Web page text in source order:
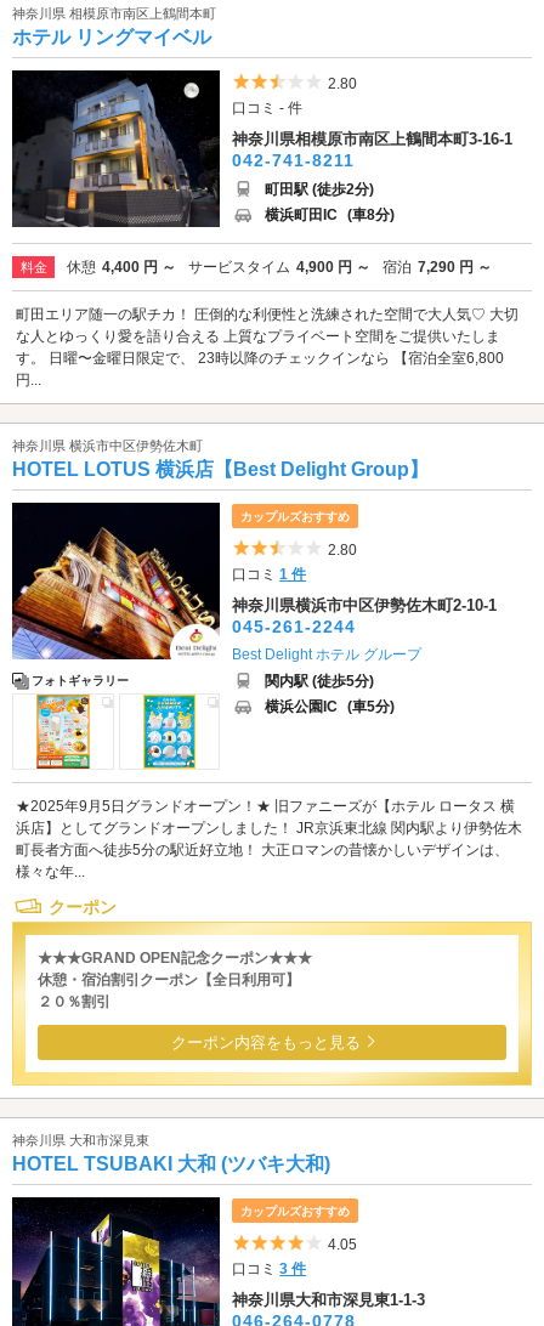
神奈川県 相模原市南区上鶴間本町
ホテル リングマイベル
5つ星のうち2.5
2.80
口コミ - 件
神奈川県相模原市南区上鶴間本町3-16-1
042-741-8211
町田駅 (徒歩2分)
横浜町田IC (車8分)
料金 休憩 4,400 円 ～ サービスタイム 4,900 円 ～ 宿泊 7,290 円 ～
町田エリア随一の駅チカ！ 圧倒的な利便性と洗練された空間で大人気♡ 大切
な人とゆっくり愛を語り合える 上質なプライベート空間をご提供いたしま
す。 日曜〜金曜日限定で、 23時以降のチェックインなら 【宿泊全室6,800
円...
神奈川県 横浜市中区伊勢佐木町
HOTEL LOTUS 横浜店【Best Delight Group】
フォトギャラリー
カップルズおすすめ
5つ星のうち2.5
2.80
口コミ1 件
神奈川県横浜市中区伊勢佐木町2-10-1
045-261-2244
Best Delight ホテル グループ
関内駅 (徒歩5分)
横浜公園IC (車5分)
★2025年9月5日グランドオープン！★ 旧ファニーズが【ホテル ロータス 横
浜店】としてグランドオープンしました！ JR京浜東北線 関内駅より伊勢佐木
町長者方面へ徒歩5分の駅近好立地！ 大正ロマンの昔懐かしいデザインは、
様々な年...
クーポン
★★★GRAND OPEN記念クーポン★★★
休憩・宿泊割引クーポン【全日利用可】
２０％割引
クーポン内容をもっと見る
神奈川県 大和市深見東
HOTEL TSUBAKI 大和 (ツバキ大和)
カップルズおすすめ
5つ星のうち4
4.05
口コミ3 件
神奈川県大和市深見東1-1-3
046-264-0778